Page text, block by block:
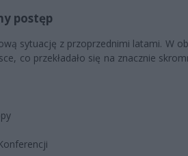
postęp
sytuację z przoprzednimi latami. W
co przekładało się na znacznie